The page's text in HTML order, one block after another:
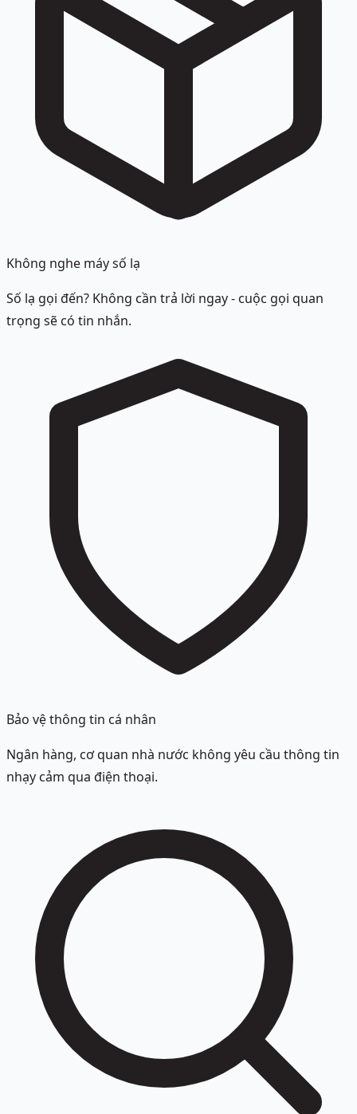
Không nghe máy số lạ
Số lạ gọi đến? Không cần trả lời ngay - cuộc gọi quan
trọng sẽ có tin nhắn.
Bảo vệ thông tin cá nhân
Ngân hàng, cơ quan nhà nước không yêu cầu thông tin
nhạy cảm qua điện thoại.